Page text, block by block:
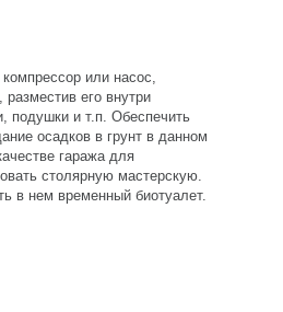
или насос,
его внутри
подушки и т.п. Обеспечить
осадков в грунт в данном
гаража для
столярную мастерскую.
в нем временный биотуалет.